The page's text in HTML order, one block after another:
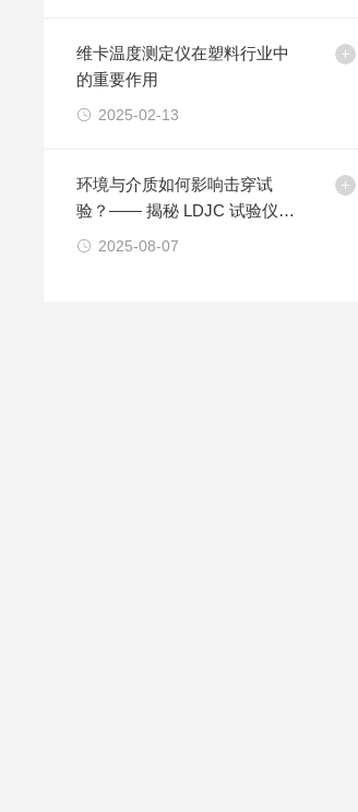
维卡温度测定仪在塑料行业中
的重要作用
2025-02-13
环境与介质如何影响击穿试
验？—— 揭秘 LDJC 试验仪背
后的 “隐形变量”
2025-08-07